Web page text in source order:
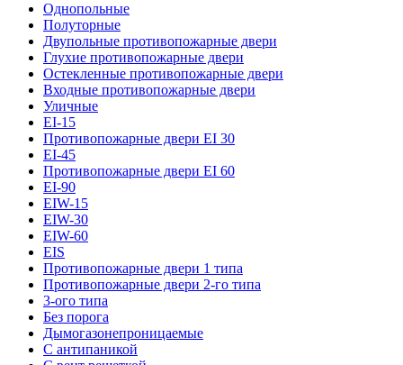
Однопольные
Полуторные
Двупольные противопожарные двери
Глухие противопожарные двери
Остекленные противопожарные двери
Входные противопожарные двери
Уличные
EI-15
Противопожарные двери EI 30
EI-45
Противопожарные двери EI 60
EI-90
EIW-15
EIW-30
EIW-60
EIS
Противопожарные двери 1 типа
Противопожарные двери 2-го типа
3-ого типа
Без порога
Дымогазонепроницаемые
С антипаникой